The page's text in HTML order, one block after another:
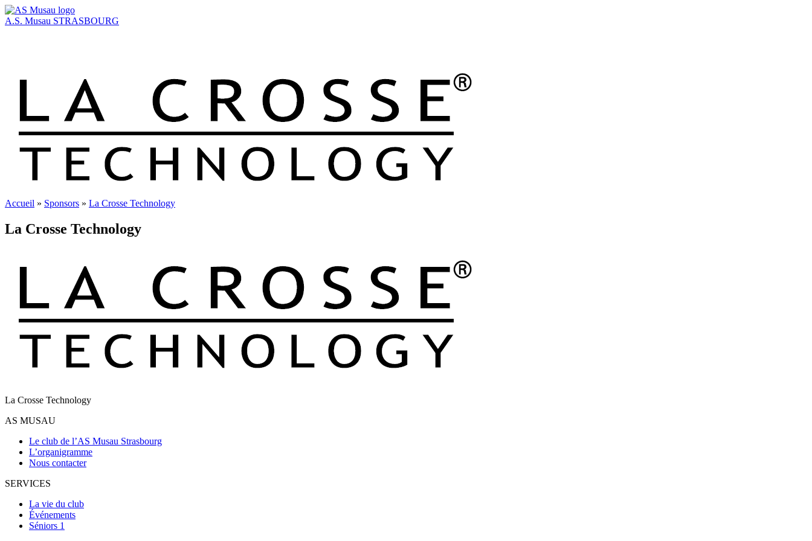
A.S. Musau STRASBOURG
Accueil » Sponsors » La Crosse Technology
La Crosse Technology
La Crosse Technology
AS MUSAU
Le club de l’AS Musau Strasbourg
L’organigramme
Nous contacter
SERVICES
La vie du club
Événements
Séniors 1